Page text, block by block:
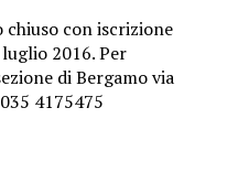
chiuso con iscrizione
2016. Per
di Bergamo via
4175475